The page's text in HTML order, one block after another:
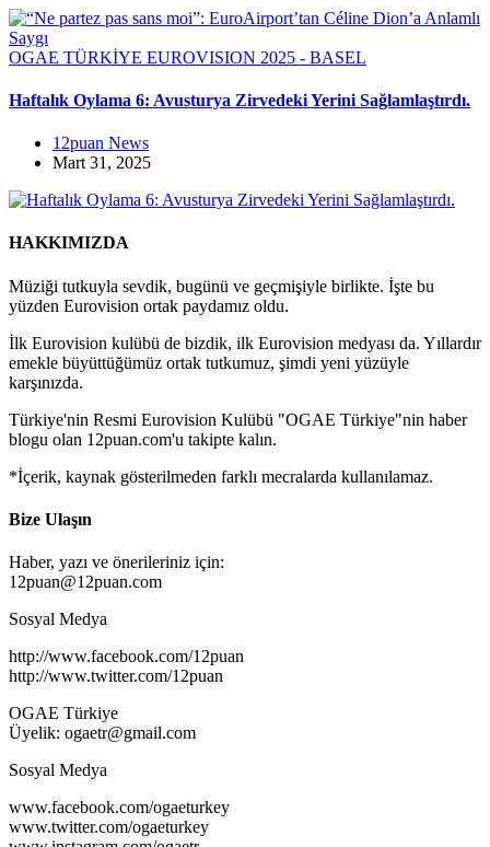
OGAE TÜRKİYE EUROVISION 2025 - BASEL
Haftalık Oylama 6: Avusturya Zirvedeki Yerini Sağlamlaştırdı.
12puan News
Mart 31, 2025
HAKKIMIZDA
Müziği tutkuyla sevdik, bugünü ve geçmişiyle birlikte. İşte bu
yüzden Eurovision ortak paydamız oldu.
İlk Eurovision kulübü de bizdik, ilk Eurovision medyası da. Yıllardır
emekle büyüttüğümüz ortak tutkumuz, şimdi yeni yüzüyle
karşınızda.
Türkiye'nin Resmi Eurovision Kulübü "OGAE Türkiye"nin haber
blogu olan 12puan.com'u takipte kalın.
*İçerik, kaynak gösterilmeden farklı mecralarda kullanılamaz.
Bize Ulaşın
Haber, yazı ve önerileriniz için:
12puan@12puan.com
Sosyal Medya
http://www.facebook.com/12puan
http://www.twitter.com/12puan
OGAE Türkiye
Üyelik: ogaetr@gmail.com
Sosyal Medya
www.facebook.com/ogaeturkey
www.twitter.com/ogaeturkey